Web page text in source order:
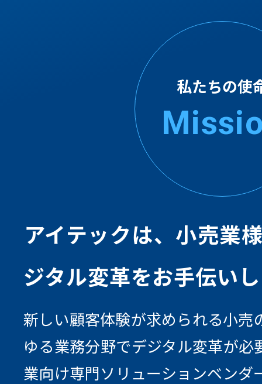
私たちの使
アイテックは、⼩売業
ジタル変⾰をお⼿伝い
新しい顧客体験が求められる⼩売
ゆる業務分野でデジタル変⾰が必
業向け専⾨ソリューションベンダ